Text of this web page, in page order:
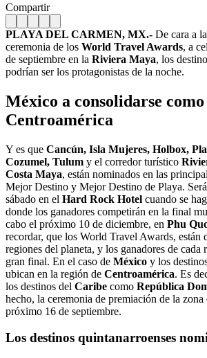
Compartir
PLAYA DEL CARMEN, MX.- De cara a
ceremonia de los World Travel Awards, a
de septiembre en la Riviera Maya, los
podrían ser los protagonistas de la noche.
México a consolidarse
Centroamérica
Y es que Cancún, Isla Mujeres, Holbox,
Cozumel, Tulum y el corredor turístico
Costa Maya, están nominados en las
Mejor Destino y Mejor Destino de Playa.
sábado en el Hard Rock Hotel cuando se
donde los ganadores competirán en la final
cabo el próximo 10 de diciembre, en Phu
recordar, que los World Travel Awards, están
regiones del planeta, y los ganadores de cada
gran final. En el caso de México y los
ubican en la región de Centroamérica. Es
los destinos del Caribe como República
hecho, la ceremonia de premiación de la zona
próximo 16 de septiembre.
Los destinos quintanarroenses